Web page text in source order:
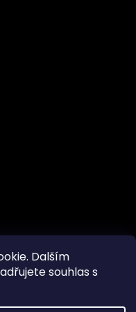
Dalším
souhlas s